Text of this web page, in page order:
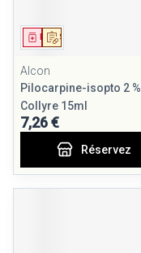
Sur prescription
Médicament
Alcon
Pilocarpine-isopto 2 %
Collyre 15ml
7,26 €
Réservez